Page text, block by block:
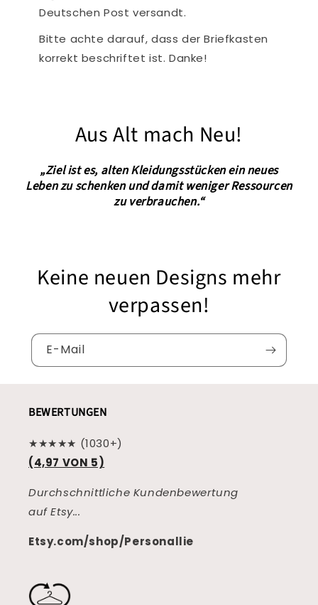
Deutschen Post versandt.
Bitte achte darauf, dass der Briefkasten
korrekt beschriftet ist. Danke!
Aus Alt mach Neu!
„Ziel ist es, alten Kleidungsstücken ein neues
Leben zu schenken und damit weniger Ressourcen
zu verbrauchen.“
Keine neuen Designs mehr
verpassen!
E-Mail
BEWERTUNGEN
★★★★★ (1030+)
(4,97 VON 5)
Durchschnittliche Kundenbewertung
auf Etsy...
Etsy.com/shop/Personallie